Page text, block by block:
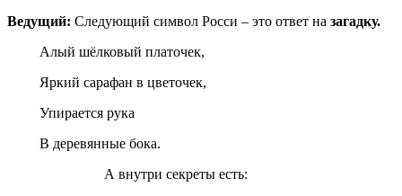
Ведущий: Следующий символ Росси – это ответ на загадку.
Алый шёлковый платочек,
Яркий сарафан в цветочек,
Упирается рука
В деревянные бока.
А внутри секреты есть: